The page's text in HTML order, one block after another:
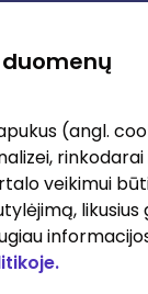
Apie mus
(angl.
veikimui